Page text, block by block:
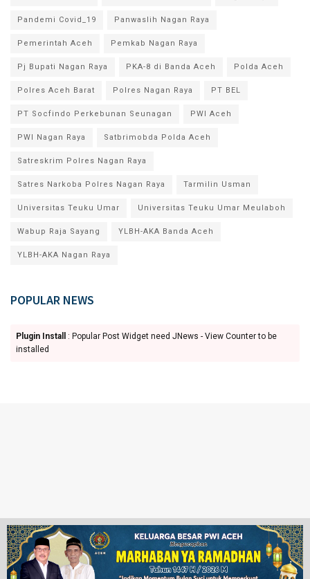
Pandemi Covid_19 Panwaslih Nagan Raya
Pemerintah Aceh Pemkab Nagan Raya
Pj Bupati Nagan Raya PKA-8 di Banda Aceh Polda Aceh
Polres Aceh Barat Polres Nagan Raya PT BEL
PT Socfindo Perkebunan Seunagan PWI Aceh
PWI Nagan Raya Satbrimobda Polda Aceh
Satreskrim Polres Nagan Raya
Satres Narkoba Polres Nagan Raya Tarmilin Usman
Universitas Teuku Umar Universitas Teuku Umar Meulaboh
Wabup Raja Sayang YLBH-AKA Banda Aceh
YLBH-AKA Nagan Raya
POPULAR NEWS
Plugin Install
: Popular Post Widget need JNews - View Counter to be
installed
Ketentuan Penggunaan Redaksi